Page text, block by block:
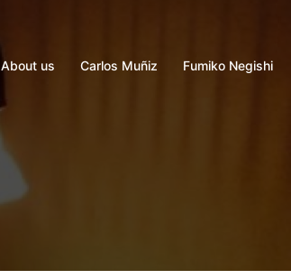
About us Carlos Muñiz Fumiko Negishi